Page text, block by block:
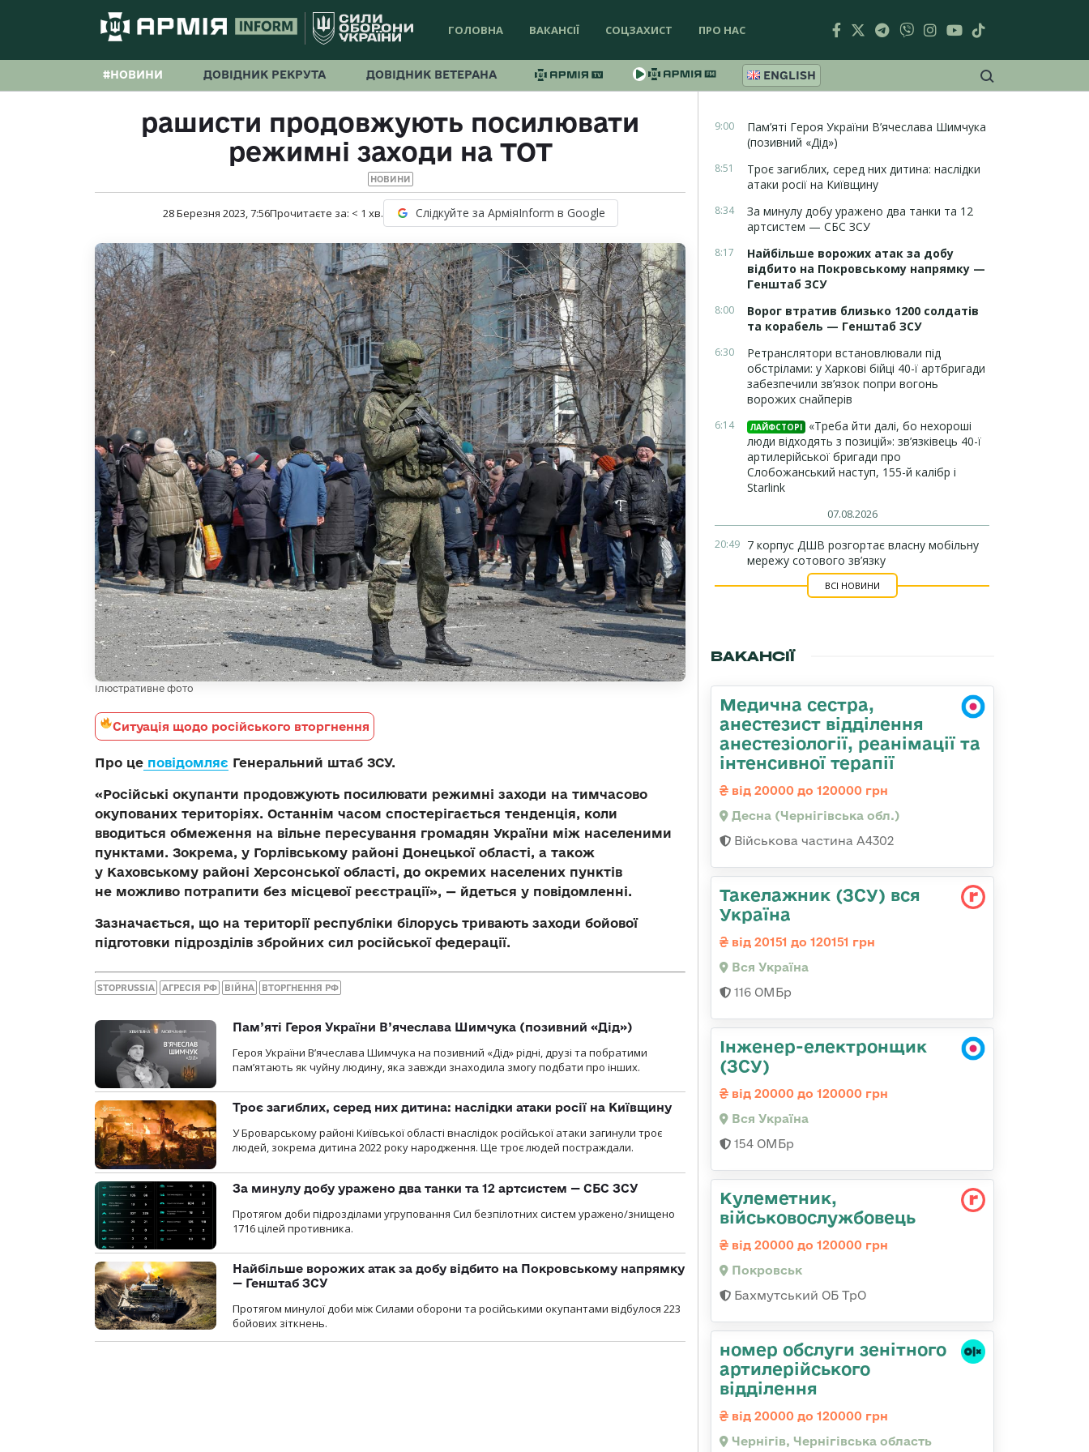
ГОЛОВНА ВАКАНСІЇ СОЦЗАХИСТ ПРО НАС
#НОВИНИ ДОВІДНИК РЕКРУТА ДОВІДНИК ВЕТЕРАНА ENGLISH
рашисти продовжують посилювати
режимні заходи на ТОТ
НОВИНИ
28 Березня 2023, 7:56Прочитаєте за: < 1 хв. Слідкуйте за АрміяInform в Google
Ілюстративне фото
Ситуація щодо російського вторгнення
Про це повідомляє Генеральний штаб ЗСУ.
«Російські окупанти продовжують посилювати режимні заходи на тимчасово
окупованих територіях. Останнім часом спостерігається тенденція, коли
вводиться обмеження на вільне пересування громадян України між населеними
пунктами. Зокрема, у Горлівському районі Донецької області, а також
у Каховському районі Херсонської області, до окремих населених пунктів
не можливо потрапити без місцевої реєстрації», — йдеться у повідомленні.
Зазначається, що на території республіки білорусь тривають заходи бойової
підготовки підрозділів збройних сил російської федерації.
STOPRUSSIA АГРЕСІЯ РФ ВІЙНА ВТОРГНЕННЯ РФ
Пам’яті Героя України В’ячеслава Шимчука (позивний «Дід»)
Героя України В’ячеслава Шимчука на позивний «Дід» рідні, друзі та побратими
пам’ятають як чуйну людину, яка завжди знаходила змогу подбати про інших.
Троє загиблих, серед них дитина: наслідки атаки росії на Київщину
У Броварському районі Київської області внаслідок російської атаки загинули троє
людей, зокрема дитина 2022 року народження. Ще троє людей постраждали.
За минулу добу уражено два танки та 12 артсистем — СБС ЗСУ
Протягом доби підрозділами угруповання Сил безпілотних систем уражено/знищено
1716 цілей противника.
Найбільше ворожих атак за добу відбито на Покровському напрямку
— Генштаб ЗСУ
Протягом минулої доби між Силами оборони та російськими окупантами відбулося 223
бойових зіткнень.
9:00
Пам’яті Героя України В’ячеслава Шимчука
(позивний «Дід»)
8:51
Троє загиблих, серед них дитина: наслідки
атаки росії на Київщину
8:34
За минулу добу уражено два танки та 12
артсистем — СБС ЗСУ
8:17
Найбільше ворожих атак за добу
відбито на Покровському напрямку —
Генштаб ЗСУ
8:00
Ворог втратив близько 1200 солдатів
та корабель — Генштаб ЗСУ
6:30
Ретранслятори встановлювали під
обстрілами: у Харкові бійці 40-ї артбригади
забезпечили зв’язок попри вогонь
ворожих снайперів
6:14 ЛАЙФСТОРІ
«Треба йти далі, бо нехороші
люди відходять з позицій»: зв’язківець 40-ї
артилерійської бригади про
Слобожанський наступ, 155-й калібр і
Starlink
07.08.2026
20:49 7 корпус ДШВ розгортає власну мобільну
мережу сотового зв’язку
ВСІ НОВИНИ
ВАКАНСІЇ
Медична сестра,
анестезист відділення
анестезіології, реанімації та
інтенсивної терапії
від 20000 до 120000 грн
Десна (Чернігівська обл.)
Військова частина А4302
Такелажник (ЗСУ) вся
Україна
від 20151 до 120151 грн
Вся Україна
116 ОМБр
Інженер-електронщик
(ЗСУ)
від 20000 до 120000 грн
Вся Україна
154 ОМБр
Кулеметник,
військовослужбовець
від 20000 до 120000 грн
Покровськ
Бахмутський ОБ ТрО
номер обслуги зенітного
артилерійського
відділення
від 20000 до 120000 грн
Чернігів, Чернігівська область